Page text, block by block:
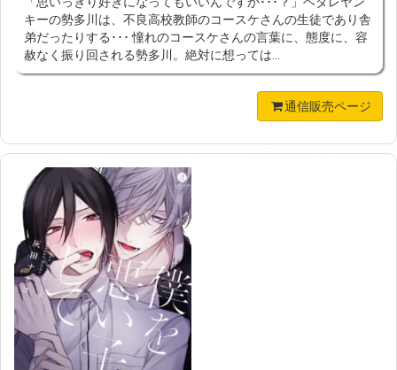
キーの勢多川は、不良高校教師のコースケさんの生徒であり舎
弟だったりする･･･ 憧れのコースケさんの言葉に、態度に、容
赦なく振り回される勢多川。絶対に想っては...
通信販売ページ